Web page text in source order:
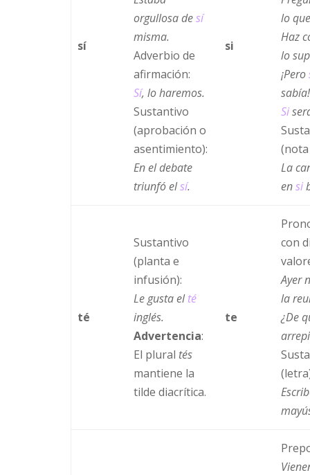
sí
orgullosa desí
misma.
Adverbio de
afirmación:
Sí, lo haremos.
Sustantivo
(aprobación o
asentimiento):
En el debate
triunfó elsí.
si
lo
Haz
lo
¡Pero
sabía!
Si
La
ensi
té
Sustantivo
(planta e
infusión):
Le gusta elté
inglés.
Advertencia:
El plural tés
mantiene la
tilde diacrítica.
te
con
Ayer
la
¿De